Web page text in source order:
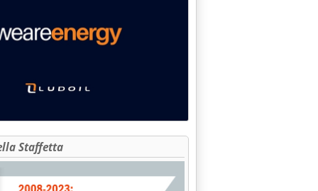
Staffetta